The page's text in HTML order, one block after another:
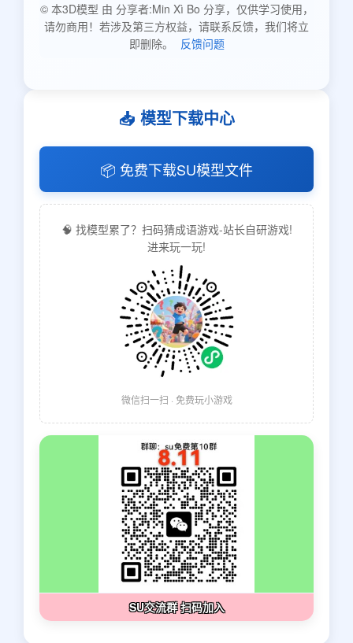
© 本3D模型 由 分享者:Min Xì Bo 分享，仅供学习使用，
请勿商用！若涉及第三方权益，请联系反馈，我们将立
即删除。
反馈问题
📥 模型下载中心
📦 免费下载SU模型文件
🧠 找模型累了？扫码猜成语游戏-站长自研游戏!
进来玩一玩!
微信扫一扫 · 免费玩小游戏
SU交流群 扫码加入